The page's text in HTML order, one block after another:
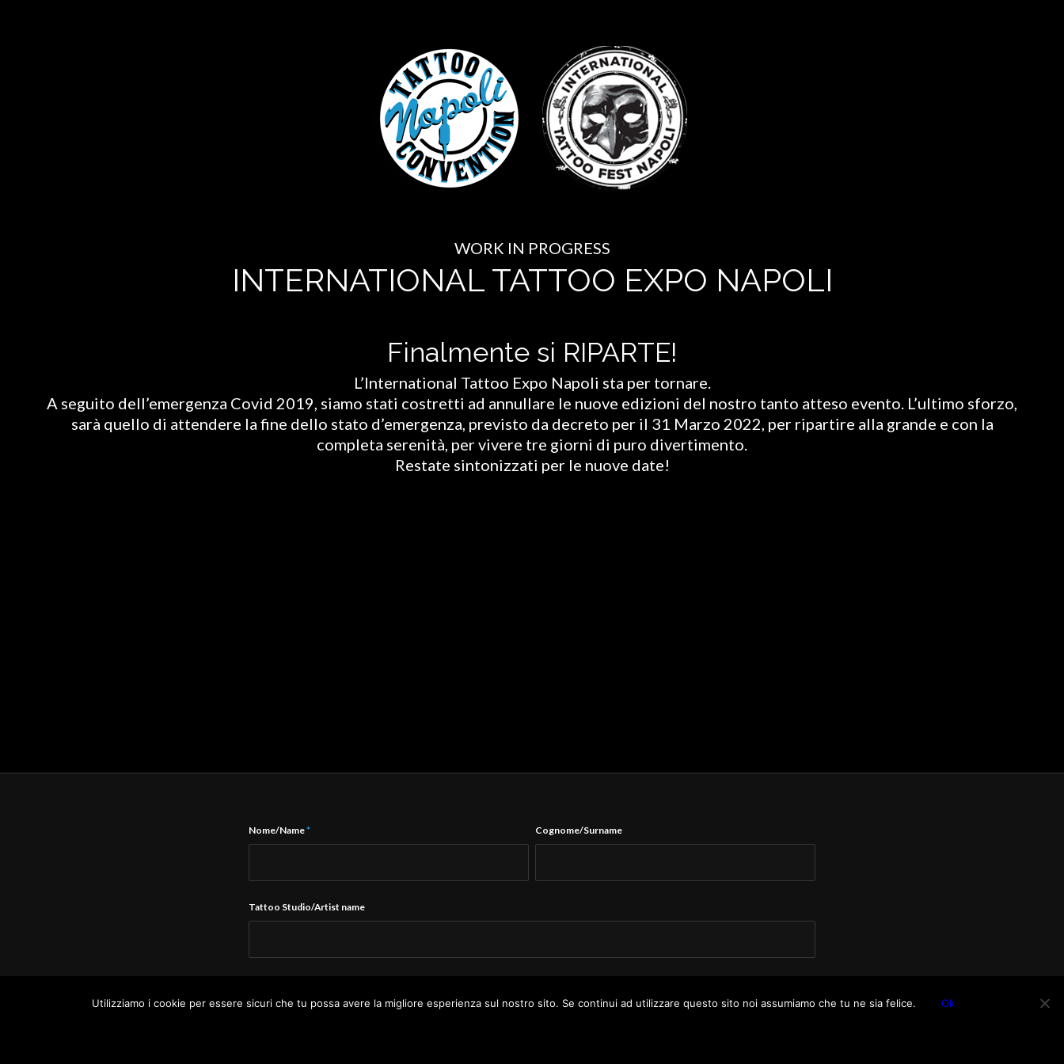
WORK IN PROGRESS
INTERNATIONAL TATTOO EXPO NAPOLI
Finalmente si RIPARTE!
L’International Tattoo Expo Napoli sta per tornare.
A seguito dell’emergenza Covid 2019, siamo stati costretti ad annullare le nuove edizioni del nostro tanto atteso evento. L’ultimo sforzo,
sarà quello di attendere la fine dello stato d’emergenza, previsto da decreto per il 31 Marzo 2022, per ripartire alla grande e con la
completa serenità, per vivere tre giorni di puro divertimento.
Restate sintonizzati per le nuove date!
Nome/Name* Cognome/Surname
Tattoo Studio/Artist name
Utilizziamo i cookie per essere sicuri che tu possa avere la migliore esperienza sul nostro sito. Se continui ad utilizzare questo sito noi assumiamo che tu ne sia felice. Ok